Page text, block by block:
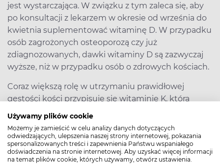
Używamy plików cookie
Możemy je zamieścić w celu analizy danych dotyczących
odwiedzających, ulepszenia naszej strony internetowej, pokazania
spersonalizowanych treści i zapewnienia Państwu wspaniałego
doświadczenia na stronie internetowej. Aby uzyskać więcej informacji
na temat plików cookie, których używamy, otwórz ustawienia.
jest wystarczająca. W związku z tym zaleca się, aby
po konsultacji z lekarzem w okresie od września do
kwietnia suplementować witaminę D. W przypadku
osób zagrożonych osteoporozą czy już
zdiagnozowanych, dawki witaminy D są zazwyczaj
wyższe, niż w przypadku osób o zdrowych kościach.
Coraz większą rolę w utrzymaniu prawidłowej
gęstości kości przypisuje się witaminie K, która
wpływa na wbudowywanie wapnia w tkankę
kostną. Istotnym źródłem witaminy K są: zielone
warzywa liściaste (natka pietruszki, koperek, jarmuż,
sałata), kalarepa, kalafior, pomidory. W produktach
zbożowych i mięsie występują bardzo małe ilości tej